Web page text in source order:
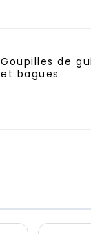
Goupilles de
et bagues